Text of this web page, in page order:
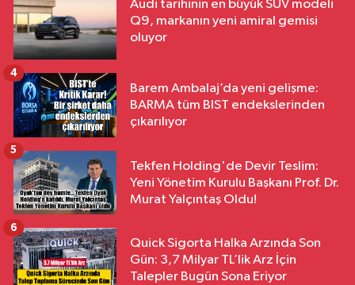
Audi tarihinin en büyük SUV modeli
Q9, markanın yeni amiral gemisi
oluyor
Barem Ambalaj’da yeni gelişme:
BARMA tüm BIST endekslerinden
çıkarılıyor
4
Tekfen Holding'de Devir Teslim:
Yeni Yönetim Kurulu Başkanı Prof. Dr.
Murat Yalçıntaş Oldu!
5
Quick Sigorta Halka Arzında Son
Gün: 3,7 Milyar TL’lik Arz İçin
Talepler Bugün Sona Eriyor
6